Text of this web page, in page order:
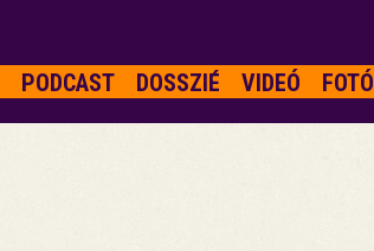
PODCAST DOSSZIÉ VIDEÓ FOTÓ